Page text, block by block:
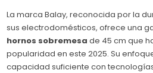
La marca Balay, reconocida por la
sus electrodomésticos, ofrece una
hornos sobremesa de 45 cm que
popularidad en este 2025. Su
capacidad suficiente con